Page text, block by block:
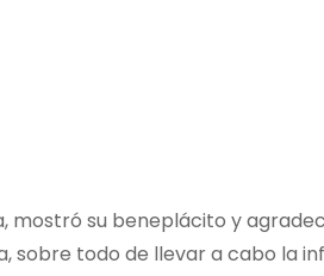
mostró su beneplácito y
sobre todo de llevar a cabo la